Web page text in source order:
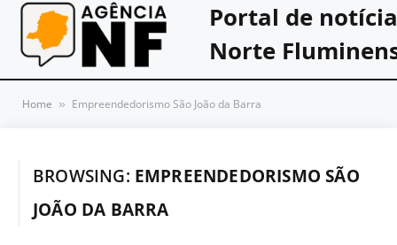
Portal de
Norte
Home » Empreendedorismo São João da Barra
BROWSING: EMPREENDEDORISMO SÃO
JOÃO DA BARRA